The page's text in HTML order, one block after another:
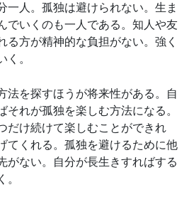
一人。孤独は避けられない。生ま
でいくのも一人である。知人や友
る方が精神的な負担がない。強く
く。
法を探すほうが将来性がある。自
それが孤独を楽しむ方法になる。
だけ続けて楽しむことができれ
てくれる。孤独を避けるために他
がない。自分が長生きすればする
。